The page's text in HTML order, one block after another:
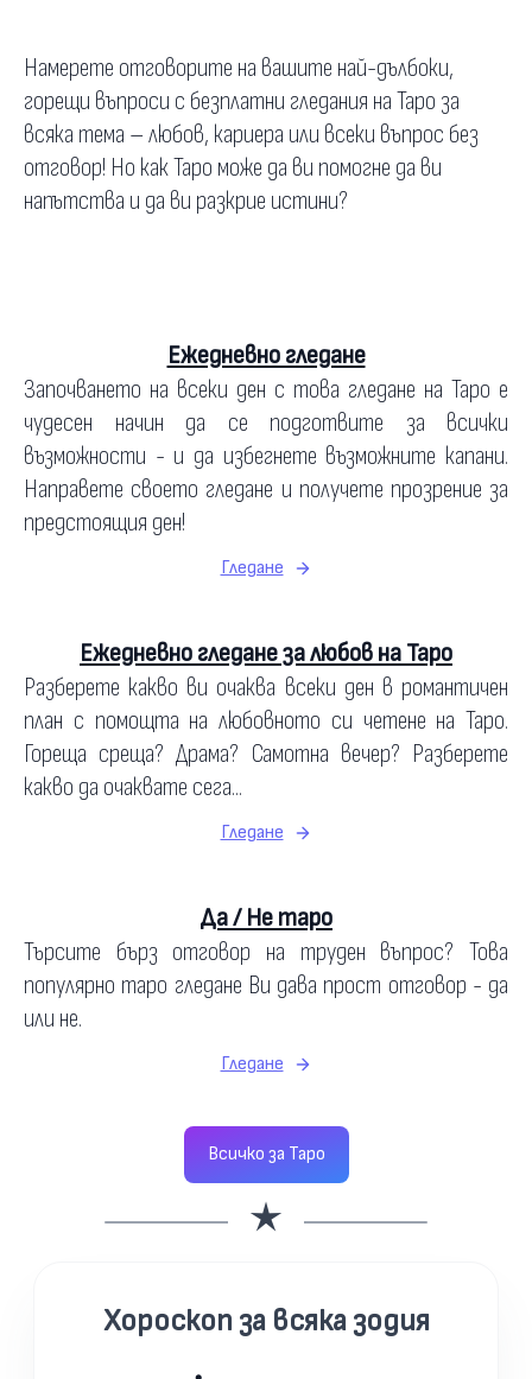
Намерете отговорите на вашите най-дълбоки,
горещи въпроси с безплатни гледания на Таро за
всяка тема – любов, кариера или всеки въпрос без
отговор! Но как Таро може да ви помогне да ви
напътства и да ви разкрие истини?
Ежедневно гледане
Започването на всеки ден с това гледане на Таро е
чудесен начин да се подготвите за всички
възможности - и да избегнете възможните капани.
Направете своето гледане и получете прозрение за
предстоящия ден!
Гледане
Ежедневно гледане за любов на Таро
Разберете какво ви очаква всеки ден в романтичен
план с помощта на любовното си четене на Таро.
Гореща среща? Драма? Самотна вечер? Разберете
какво да очаквате сега...
Гледане
Да / Не таро
Търсите бърз отговор на труден въпрос? Това
популярно таро гледане Ви дава прост отговор - да
или не.
Гледане
Всичко за Таро
Хороскоп за всяка зодия